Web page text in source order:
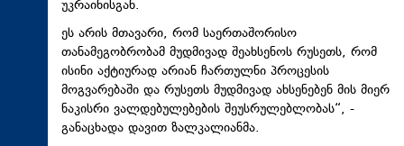
უკრაინისგან.
ეს არის მთავარი, რომ საერთაშორისო
თანამეგობრობამ მუდმივად შეახსენოს რუსეთს, რომ
ისინი აქტიურად არიან ჩართულნი პროცესის
მოგვარებაში და რუსეთს მუდმივად ახსენებენ მის მიერ
ნაკისრი ვალდებულებების შეუსრულებლობას“, -
განაცხადა დავით ზალკალიანმა.